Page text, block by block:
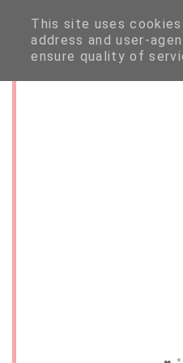
This site uses
address and user-
ensure quality of